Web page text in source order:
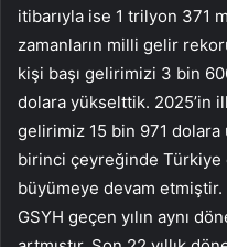
itibarıyla ise 1 trilyon 371
zamanların milli gelir
kişi başı gelirimizi 3 bin
dolara yükselttik. 2025’in
gelirimiz 15 bin 971 dolara
birinci çeyreğinde
büyümeye devam etmiştir.
GSYH geçen yılın aynı